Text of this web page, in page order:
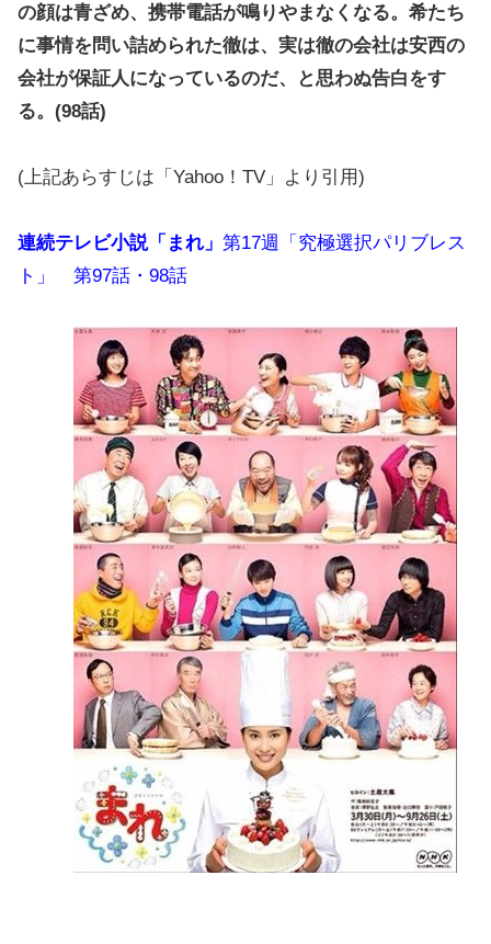
の顔は青ざめ、携帯電話が鳴りやまなくなる。希たち
に事情を問い詰められた徹は、実は徹の会社は安西の
会社が保証人になっているのだ、と思わぬ告白をす
る。(98話)
(上記あらすじは「Yahoo！TV」より引用)
連続テレビ小説「まれ」 第17週「究極選択パリブレス
ト」 第97話・98話